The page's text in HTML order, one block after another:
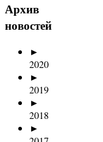
Архив
новостей
►
2020
►
2019
►
2018
►